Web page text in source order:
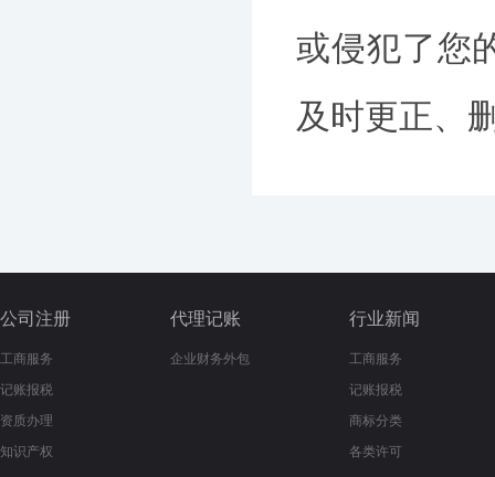
或侵犯了您
及时更正、
公司注册
工商服务
记账报税
资质办理
知识产权
代理记账
企业财务外包
行业新闻
工商服务
记账报税
商标分类
各类许可